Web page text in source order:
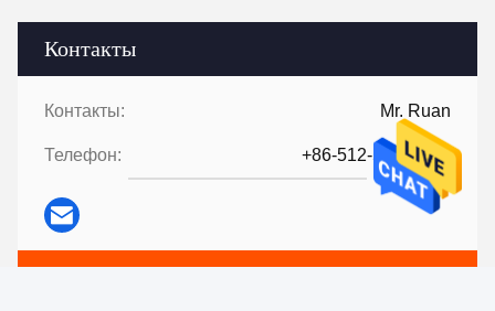
Контакты
Контакты: Mr. Ruan
Телефон: +86-512-57328118